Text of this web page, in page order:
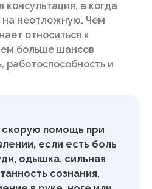
консультация, а когда
на неотложную. Чем
относиться к
больше шансов
работоспособность и
скорую помощь при
если есть боль
одышка, сильная
сознания,